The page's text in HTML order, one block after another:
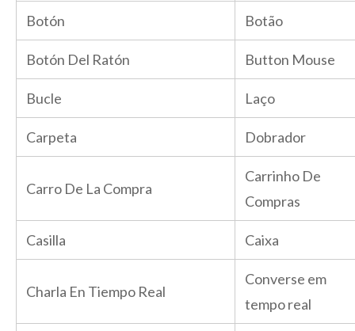
Botón Botão
Botón Del Ratón Button Mouse
Bucle Laço
Carpeta Dobrador
Carro De La Compra
Carrinho De
Compras
Casilla Caixa
Charla En Tiempo Real
Converse em
tempo real